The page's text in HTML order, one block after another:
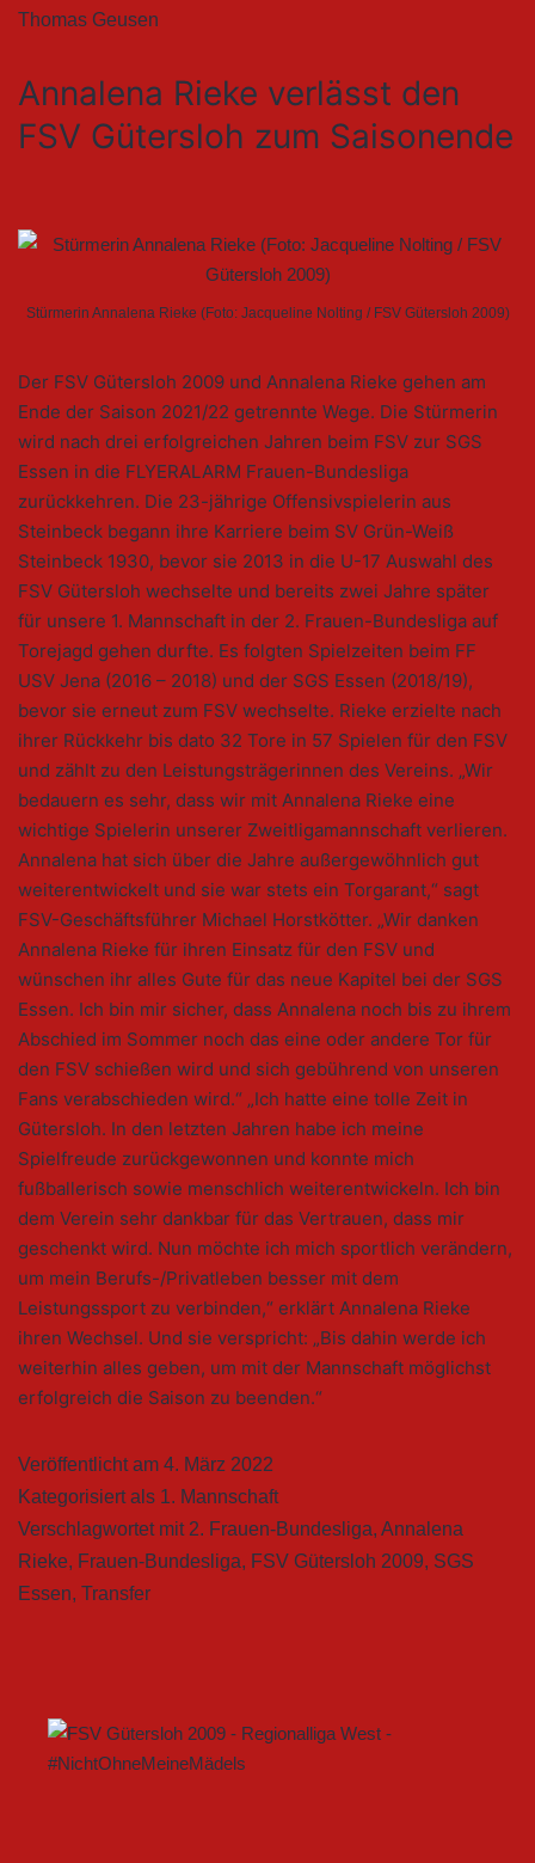
Thomas Geusen
Annalena Rieke verlässt den
FSV Gütersloh zum Saisonende
Stürmerin Annalena Rieke (Foto: Jacqueline Nolting / FSV Gütersloh 2009)
Der FSV Gütersloh 2009 und Annalena Rieke gehen am
Ende der Saison 2021/22 getrennte Wege. Die Stürmerin
wird nach drei erfolgreichen Jahren beim FSV zur SGS
Essen in die FLYERALARM Frauen-Bundesliga
zurückkehren. Die 23-jährige Offensivspielerin aus
Steinbeck begann ihre Karriere beim SV Grün-Weiß
Steinbeck 1930, bevor sie 2013 in die U-17 Auswahl des
FSV Gütersloh wechselte und bereits zwei Jahre später
für unsere 1. Mannschaft in der 2. Frauen-Bundesliga auf
Torejagd gehen durfte. Es folgten Spielzeiten beim FF
USV Jena (2016 – 2018) und der SGS Essen (2018/19),
bevor sie erneut zum FSV wechselte. Rieke erzielte nach
ihrer Rückkehr bis dato 32 Tore in 57 Spielen für den FSV
und zählt zu den Leistungsträgerinnen des Vereins. „Wir
bedauern es sehr, dass wir mit Annalena Rieke eine
wichtige Spielerin unserer Zweitligamannschaft verlieren.
Annalena hat sich über die Jahre außergewöhnlich gut
weiterentwickelt und sie war stets ein Torgarant,“ sagt
FSV-Geschäftsführer Michael Horstkötter. „Wir danken
Annalena Rieke für ihren Einsatz für den FSV und
wünschen ihr alles Gute für das neue Kapitel bei der SGS
Essen. Ich bin mir sicher, dass Annalena noch bis zu ihrem
Abschied im Sommer noch das eine oder andere Tor für
den FSV schießen wird und sich gebührend von unseren
Fans verabschieden wird.“ „Ich hatte eine tolle Zeit in
Gütersloh. In den letzten Jahren habe ich meine
Spielfreude zurückgewonnen und konnte mich
fußballerisch sowie menschlich weiterentwickeln. Ich bin
dem Verein sehr dankbar für das Vertrauen, dass mir
geschenkt wird. Nun möchte ich mich sportlich verändern,
um mein Berufs-/Privatleben besser mit dem
Leistungssport zu verbinden,“ erklärt Annalena Rieke
ihren Wechsel. Und sie verspricht: „Bis dahin werde ich
weiterhin alles geben, um mit der Mannschaft möglichst
erfolgreich die Saison zu beenden.“
Veröffentlicht am 4. März 2022
Kategorisiert als 1. Mannschaft
Verschlagwortet mit 2. Frauen-Bundesliga, Annalena
Rieke, Frauen-Bundesliga, FSV Gütersloh 2009, SGS
Essen, Transfer